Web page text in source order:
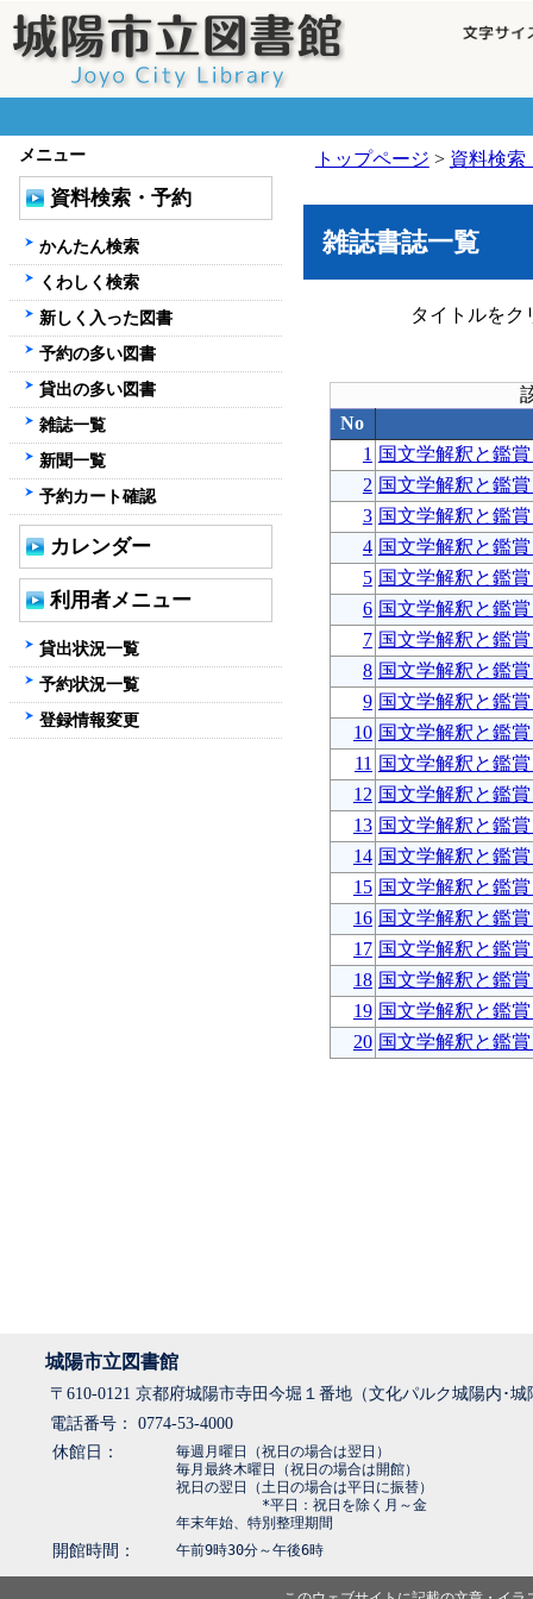
トップページ > 資料検索
雑誌書誌一覧
タイトルをク
No
1 国文学解釈と鑑
2 国文学解釈と鑑
3 国文学解釈と鑑
4 国文学解釈と鑑
5 国文学解釈と鑑
6 国文学解釈と鑑
7 国文学解釈と鑑
8 国文学解釈と鑑
9 国文学解釈と鑑
10 国文学解釈と鑑
11 国文学解釈と鑑
12 国文学解釈と鑑
13 国文学解釈と鑑
14 国文学解釈と鑑
15 国文学解釈と鑑
16 国文学解釈と鑑
17 国文学解釈と鑑
18 国文学解釈と鑑
19 国文学解釈と鑑
20 国文学解釈と鑑
メニュー
資料検索・予約
かんたん検索
くわしく検索
新しく入った図書
予約の多い図書
貸出の多い図書
雑誌一覧
新聞一覧
予約カート確認
カレンダー
利用者メニュー
貸出状況一覧
予約状況一覧
登録情報変更
城陽市立図書館
〒610-0121 京都府城陽市寺田今堀１番地（文化パルク城陽内･
電話番号： 0774-53-4000
休館日：
毎週月曜日（祝日の場合は翌日）
毎月最終木曜日（祝日の場合は開館）
祝日の翌日（土日の場合は平日に振替）
*平日：祝日を除く月～金
年末年始、特別整理期間
開館時間： 午前9時30分～午後6時